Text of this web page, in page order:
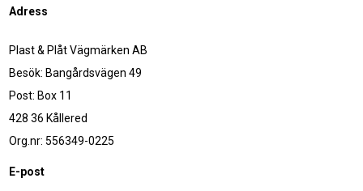
Adress
Plast & Plåt Vägmärken AB
Besök: Bangårdsvägen 49
Post: Box 11
428 36 Kållered
Org.nr: 556349-0225
E-post